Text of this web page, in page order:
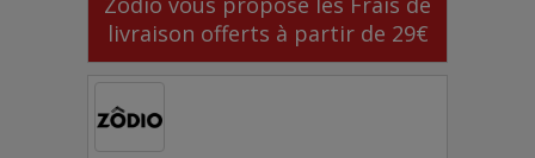
livraison offerts à partir de 29€